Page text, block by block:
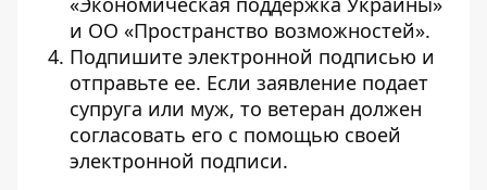
и ОО «Пространство возможностей».
Подпишите электронной подписью и
отправьте ее. Если заявление подает
супруга или муж, то ветеран должен
согласовать его с помощью своей
электронной подписи.